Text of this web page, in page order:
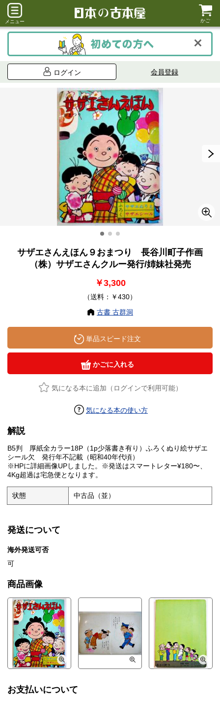
メニュー かご
ログイン 会員登録
サザエさんえほん９おまつり 長谷川町子作画
（株）サザエさんクルー発行/姉妹社発売
￥3,300
（送料：￥430）
古書 古群洞
単品スピード注文
かごに入れる
気になる本に追加（ログインで利用可能）
気になる本の使い方
解説
B5判 厚紙全カラー18P（1p少落書き有り）ふろくぬり絵サザエ
シール欠 発行年不記載（昭和40年代頃）
※HPに詳細画像UPしました。※発送はスマートレター¥180〜、
4Kg超過は宅急便となります。
状態 中古品（並）
発送について
海外発送可否
可
商品画像
お支払いについて